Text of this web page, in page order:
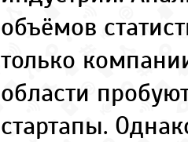
объёмов
только
области
стартапы.